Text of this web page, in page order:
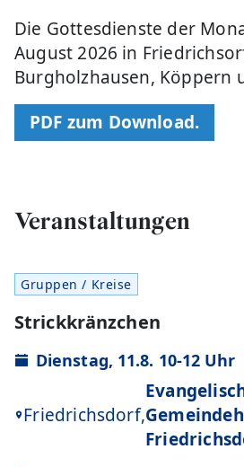
Die Gottesdienste der
August 2026 in
Burgholzhausen, Köppern
PDF zum Download.
Veranstaltungen
Gruppen / Kreise
Strickkränzchen
Dienstag, 11.8. 10-12 Uhr
Friedrichsdorf,